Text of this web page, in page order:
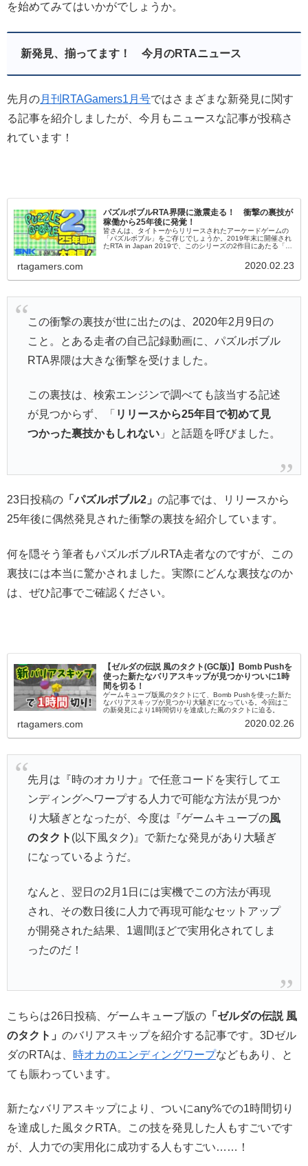
を始めてみてはいかがでしょうか。
新発見、揃ってます！ 今月のRTAニュース
先月の月刊RTAGamers1月号ではさまざまな新発見に関す
る記事を紹介しましたが、今月もニュースな記事が投稿さ
れています！
パズルボブルRTA界隈に激震走る！ 衝撃の裏技が
稼働から25年後に発覚！
皆さんは、タイトーからリリースされたアーケードゲームの
「パズルボブル」をご存じでしょうか。2019年末に開催され
たRTA in Japan 2019で、このシリーズの2作目にあたる「パ
rtagamers.com 2020.02.23
この衝撃の裏技が世に出たのは、2020年2月9日の
こと。とある走者の自己記録動画に、パズルボブル
RTA界隈は大きな衝撃を受けました。
この裏技は、検索エンジンで調べても該当する記述
が見つからず、「 リリースから25年目で初めて見
つかった裏技かもしれない」と話題を呼びました。
23日投稿の 「パズルボブル2」 の記事では、リリースから
25年後に偶然発見された衝撃の裏技を紹介しています。
何を隠そう筆者もパズルボブルRTA走者なのですが、この
裏技には本当に驚かされました。実際にどんな裏技なのか
は、ぜひ記事でご確認ください。
【ゼルダの伝説 風のタクト(GC版)】Bomb Pushを
使った新たなバリアスキップが見つかりついに1時
間を切る！
ゲームキューブ版風のタクトにて、Bomb Pushを使った新た
なバリアスキップが見つかり大騒ぎになっている。今回はこ
の新発見により1時間切りを達成した風のタクトに迫る。
rtagamers.com 2020.02.26
先月は『時のオカリナ』で任意コードを実行してエ
ンディングへワープする人力で可能な方法が見つか
り大騒ぎとなったが、今度は『ゲームキューブの風
のタクト (以下風タク)』で新たな発見があり大騒ぎ
になっているようだ。
なんと、翌日の2月1日には実機でこの方法が再現
され、その数日後に人力で再現可能なセットアップ
が開発された結果、1週間ほどで実用化されてしま
ったのだ！
こちらは26日投稿、ゲームキューブ版の 「ゼルダの伝説 風
のタクト」 のバリアスキップを紹介する記事です。3Dゼル
ダのRTAは、 時オカのエンディングワープなどもあり、と
ても賑わっています。
新たなバリアスキップにより、ついにany%での1時間切り
を達成した風タクRTA。この技を発見した人もすごいです
が、人力での実用化に成功する人もすごい……！